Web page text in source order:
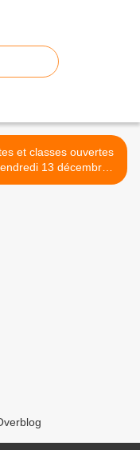
et classes ouvertes
13 décembre -
15h45-19h >